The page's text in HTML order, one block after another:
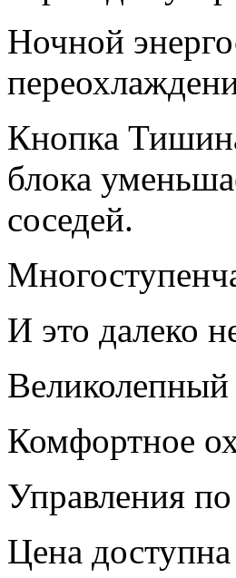
Ночной
Кнопка
блока
соседей.
И это далеко
Великолепный
Комфортное
Управления
Цена